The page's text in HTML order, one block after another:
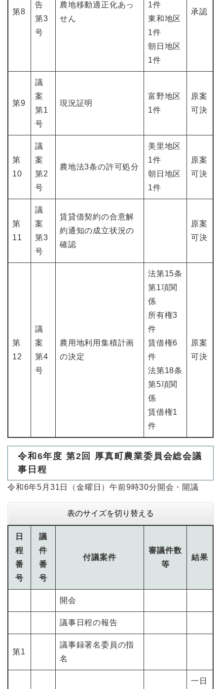
第8
告
第3
号
農地移動適正化あっ
せん
1件
東和地区
1件
朝日地区
1件
承認
第9
議
案
第1
号
現況証明
富野地区
1件
原案
可決
第
10
議
案
第2
号
農地法3条の許可処分
美里地区
1件
朝日地区
1件
原案
可決
第
11
議
案
第3
号
賃貸借契約の合意解
約通知の成立状況の
確認
原案
可決
第
12
議
案
第4
号
農用地利用集積計画
の決定
法第15条
第1項関
係
所有権3
件
賃借権6
件
法第18条
第5項関
係
賃借権1
件
原案
可決
令和6年度 第2回 厚真町農業委員会総会議
事日程
令和6年5月31日（金曜日）午前9時30分開会・開議
表のサイズを切り替える
日
程
番
号
議
件
番
号
付議案件
審議件数
等
結果
開会
議事日程の報告
第1
議事録署名委員の指
名
一日